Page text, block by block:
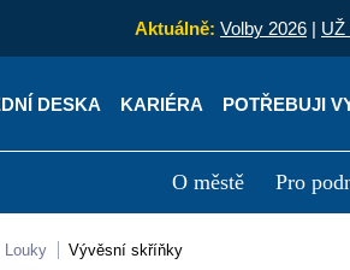
Aktuálně: Volby 2026 | UŽ
DESKA KARIÉRA POTŘEBUJI
O městě Pro
Úřední deska
Louky Vývěsní skříňky